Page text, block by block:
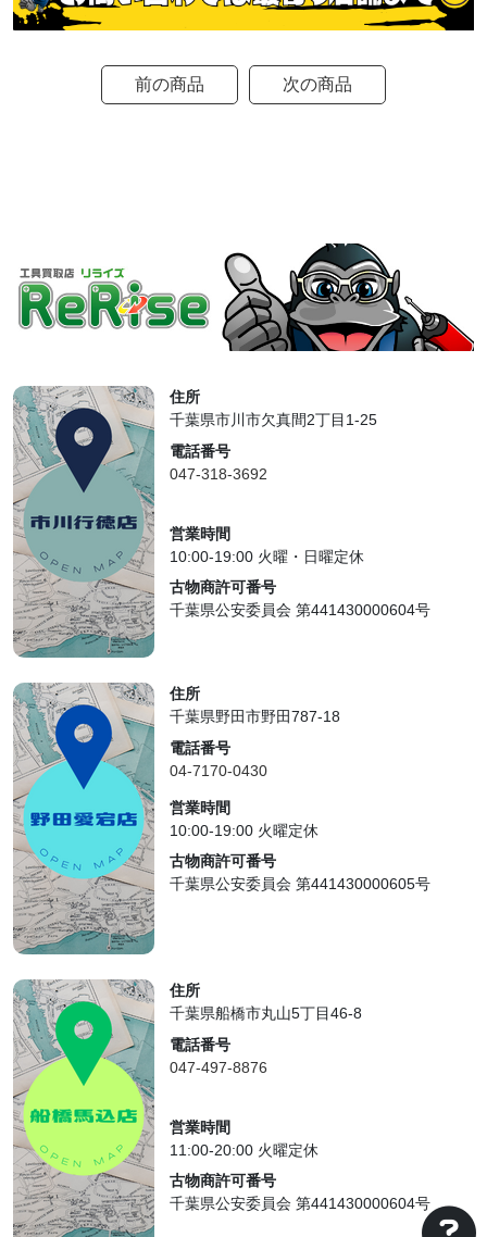
前の商品 次の商品
住所
千葉県市川市欠真間2丁目1-25
電話番号
047-318-3692
営業時間
10:00-19:00 火曜・日曜定休
古物商許可番号
千葉県公安委員会 第441430000604号
住所
千葉県野田市野田787-18
電話番号
04-7170-0430
営業時間
10:00-19:00 火曜定休
古物商許可番号
千葉県公安委員会 第441430000605号
住所
千葉県船橋市丸山5丁目46-8
電話番号
047-497-8876
営業時間
11:00-20:00 火曜定休
古物商許可番号
千葉県公安委員会 第441430000604号